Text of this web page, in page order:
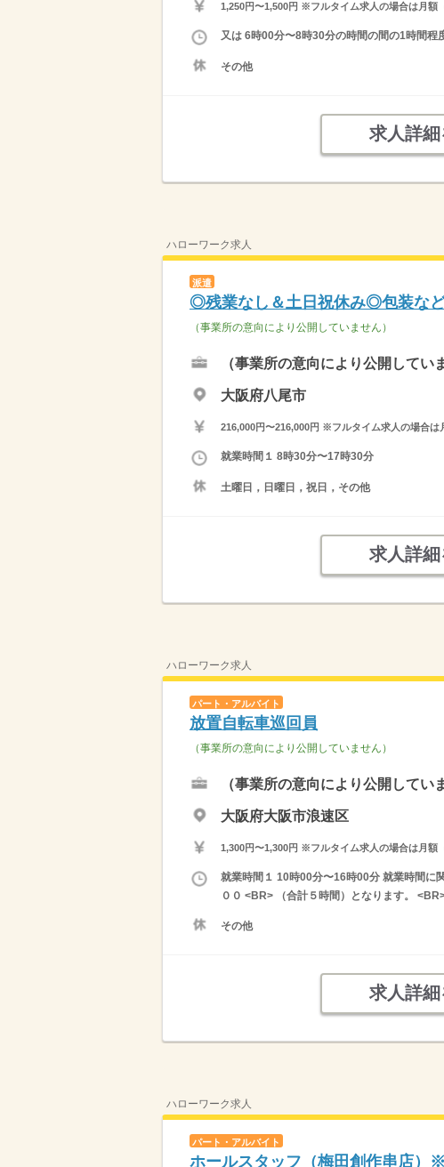
1,250円〜1,500円 ※フルタイム求人の場合は月額
又は 6時00分〜8時30分の時間の間の1時間程
その他
求人詳細
ハローワーク求人
派遣
◎残業なし＆土日祝休み◎包装な
（事業所の意向により公開していません）
（事業所の意向により公開してい
大阪府八尾市
216,000円〜216,000円 ※フルタイム求人の場合は
就業時間１ 8時30分〜17時30分
土曜日，日曜日，祝日，その他
求人詳細
ハローワーク求人
パート・アルバイト
放置自転車巡回員
（事業所の意向により公開していません）
（事業所の意向により公開してい
大阪府大阪市浪速区
1,300円〜1,300円 ※フルタイム求人の場合は月額
就業時間１ 10時00分〜16時00分 就業時間に
００ <BR> （合計５時間）となります。
その他
求人詳細
ハローワーク求人
パート・アルバイト
ホールスタッフ（梅田創作串店）